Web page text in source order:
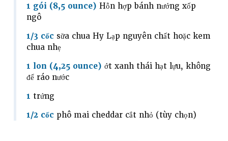
1 gói (8,5 ounce) Hỗn hợp bánh nướng xốp
ngô
1/3 cốc sữa chua Hy Lạp nguyên chất hoặc kem
chua nhẹ
1 lon (4,25 ounce) ớt xanh thái hạt lựu, không
để ráo nước
1 trứng
1/2 cốc phô mai cheddar cắt nhỏ (tùy chọn)